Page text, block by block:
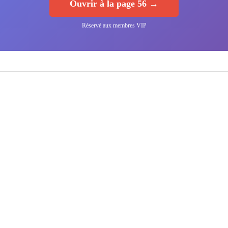
Ouvrir à la page 56 →
Réservé aux membres VIP